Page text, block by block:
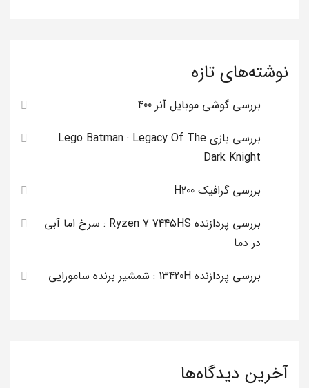
نوشته‌های تازه
بررسی گوشی موبایل آنر 400
بررسی بازی Lego Batman : Legacy Of The
Dark Knight
بررسی گرافیک H200
بررسی پردازنده Ryzen 7 7445HS : سرخ اما آبی
در دما
بررسی پردازنده 13420H : شمشیر برنده سامورایی
آخرین دیدگاه‌ها